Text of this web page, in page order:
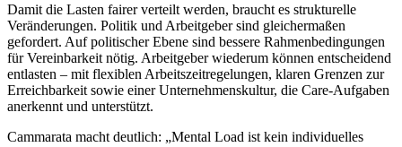
Damit die Lasten fairer verteilt werden, braucht es strukturelle
Veränderungen. Politik und Arbeitgeber sind gleichermaßen
gefordert. Auf politischer Ebene sind bessere Rahmenbedingungen
für Vereinbarkeit nötig. Arbeitgeber wiederum können entscheidend
entlasten – mit flexiblen Arbeitszeitregelungen, klaren Grenzen zur
Erreichbarkeit sowie einer Unternehmenskultur, die Care-Aufgaben
anerkennt und unterstützt.
Cammarata macht deutlich: „Mental Load ist kein individuelles